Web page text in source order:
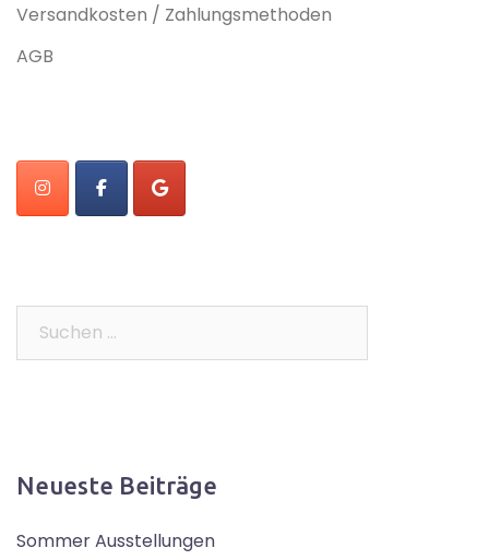
Versandkosten / Zahlungsmethoden
AGB
Suchen
Neueste Beiträge
Sommer Ausstellungen